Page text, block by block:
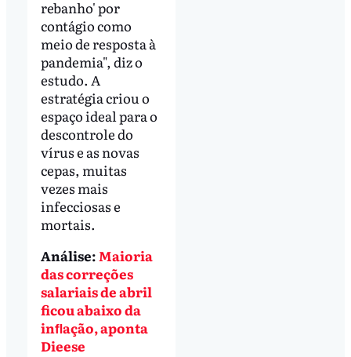
rebanho' por
contágio como
meio de resposta à
pandemia", diz o
estudo. A
estratégia criou o
espaço ideal para o
descontrole do
vírus e as novas
cepas, muitas
vezes mais
infecciosas e
mortais.
Análise:Maioria
das correções
salariais de abril
ficou abaixo da
inﬂação, aponta
Dieese